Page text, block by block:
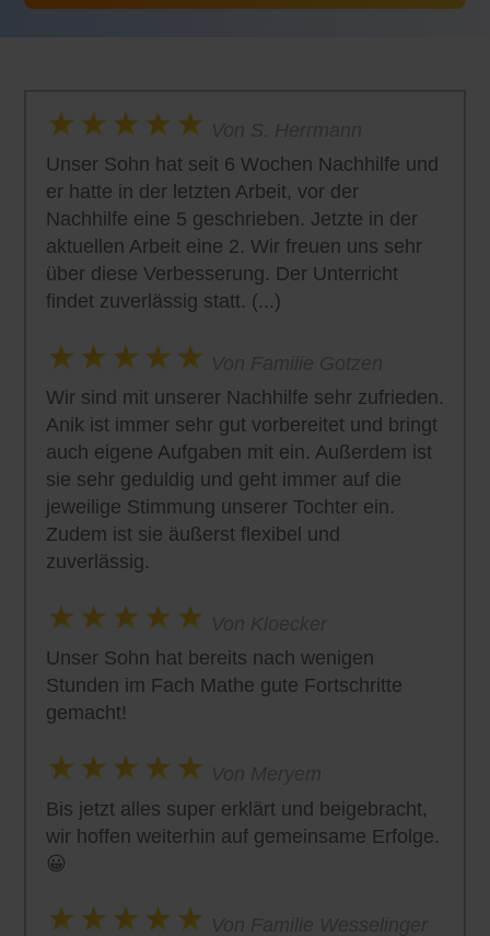
Unser Sohn hat seit 6 Wochen Nachhilfe und
er hatte in der letzten Arbeit, vor der
Nachhilfe eine 5 geschrieben. Jetzte in der
aktuellen Arbeit eine 2. Wir freuen uns sehr
über diese Verbesserung. Der Unterricht
findet zuverlässig statt. (...)
Wir sind mit unserer Nachhilfe sehr zufrieden.
Anik ist immer sehr gut vorbereitet und bringt
auch eigene Aufgaben mit ein. Außerdem ist
sie sehr geduldig und geht immer auf die
jeweilige Stimmung unserer Tochter ein.
Zudem ist sie äußerst flexibel und
zuverlässig.
Unser Sohn hat bereits nach wenigen
Stunden im Fach Mathe gute Fortschritte
gemacht!
Bis jetzt alles super erklärt und beigebracht,
wir hoffen weiterhin auf gemeinsame Erfolge.
😀